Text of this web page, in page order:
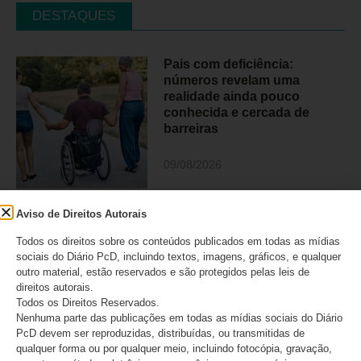
DESTAQUES
Pais com deficiência:
números revelam uma
realidade ainda pouco
conhecida e cercada de
barreiras
tratamento dos filhos à
distância
Aviso de Direitos Autorais
Todos os direitos sobre os conteúdos publicados em todas as mídias
sociais do Diário PcD, incluindo textos, imagens, gráficos, e qualquer
outro material, estão reservados e são protegidos pelas leis de
direitos autorais.
Todos os Direitos Reservados.
Nenhuma parte das publicações em todas as mídias sociais do Diário
PcD devem ser reproduzidas, distribuídas, ou transmitidas de
qualquer forma ou por qualquer meio, incluindo fotocópia, gravação,